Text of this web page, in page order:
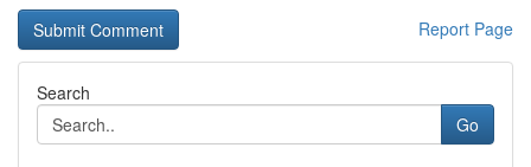
Report Page
Search
Go